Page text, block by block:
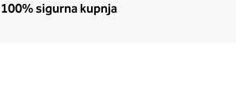
100% sigurna kupnja